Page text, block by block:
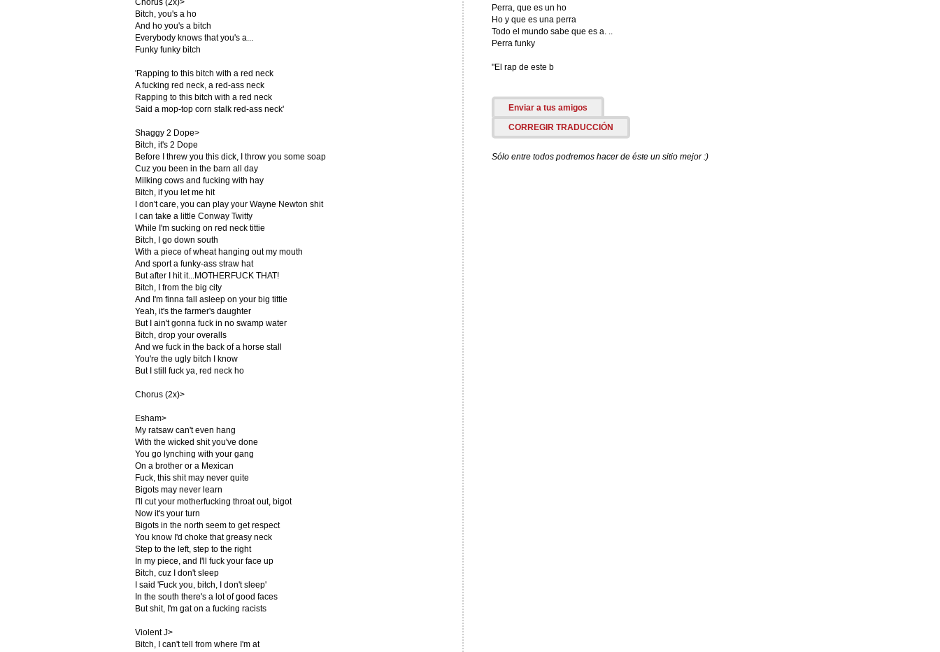
Chorus (2x)>
Bitch, you's a ho
And ho you's a bitch
Everybody knows that you's a...
Funky funky bitch
'Rapping to this bitch with a red neck
A fucking red neck, a red-ass neck
Rapping to this bitch with a red neck
Said a mop-top corn stalk red-ass neck'
Shaggy 2 Dope>
Bitch, it's 2 Dope
Before I threw you this dick, I throw you some soap
Cuz you been in the barn all day
Milking cows and fucking with hay
Bitch, if you let me hit
I don't care, you can play your Wayne Newton shit
I can take a little Conway Twitty
While I'm sucking on red neck tittie
Bitch, I go down south
With a piece of wheat hanging out my mouth
And sport a funky-ass straw hat
But after I hit it...MOTHERFUCK THAT!
Bitch, I from the big city
And I'm finna fall asleep on your big tittie
Yeah, it's the farmer's daughter
But I ain't gonna fuck in no swamp water
Bitch, drop your overalls
And we fuck in the back of a horse stall
You're the ugly bitch I know
But I still fuck ya, red neck ho
Chorus (2x)>
Esham>
My ratsaw can't even hang
With the wicked shit you've done
You go lynching with your gang
On a brother or a Mexican
Fuck, this shit may never quite
Bigots may never learn
I'll cut your motherfucking throat out, bigot
Now it's your turn
Bigots in the north seem to get respect
You know I'd choke that greasy neck
Step to the left, step to the right
In my piece, and I'll fuck your face up
Bitch, cuz I don't sleep
I said 'Fuck you, bitch, I don't sleep'
In the south there's a lot of good faces
But shit, I'm gat on a fucking racists
Violent J>
Bitch, I can't tell from where I'm at
Perra, que es un ho
Ho y que es una perra
Todo el mundo sabe que es a. ..
Perra funky
"El rap de este b
Enviar a tus amigos
CORREGIR TRADUCCIÓN
Sólo entre todos podremos hacer de éste un sitio mejor :)